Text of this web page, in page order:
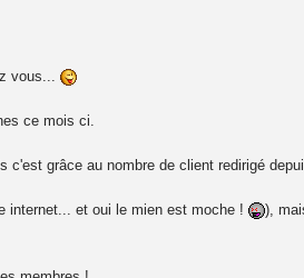
vous...
ce mois ci.
grâce au nombre de client redirigé
internet... et oui le mien est moche ! ),